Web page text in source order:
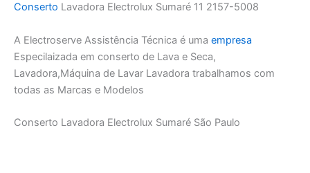
Conserto Lavadora Electrolux Sumaré 11 2157-5008
A Electroserve Assistência Técnica é uma empresa
Especilaizada em conserto de Lava e Seca,
Lavadora,Máquina de Lavar Lavadora trabalhamos com
todas as Marcas e Modelos
Conserto Lavadora Electrolux Sumaré São Paulo